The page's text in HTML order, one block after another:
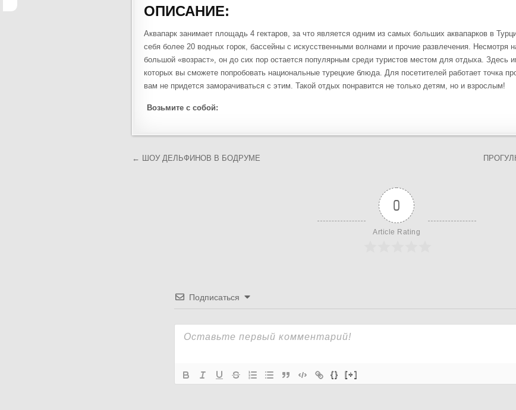
ОПИСАНИЕ:
Аквапарк занимает площадь 4 гектаров, за что является одним из самых больших аквапарков в
себя более 20 водных горок, бассейны с искусственными волнами и прочие развлечения. Несмотря
большой «возраст», он до сих пор остается популярным среди туристов местом для отдыха.
которых вы сможете попробовать национальные турецкие блюда. Для посетителей работает точка
вам не придется заморачиваться с этим. Такой отдых понравится не только детям, но и взрослым!
Возьмите с собой:
Навигация
← ШОУ ДЕЛЬФИНОВ В БОДРУМЕ
0
Article Rating
Подписаться
{} [+]